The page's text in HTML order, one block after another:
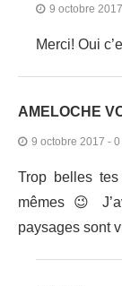
9 octobre
Merci! Oui
AMELOCHE
9 octobre 2017 -
Trop belles
mêmes 😉
paysages sont